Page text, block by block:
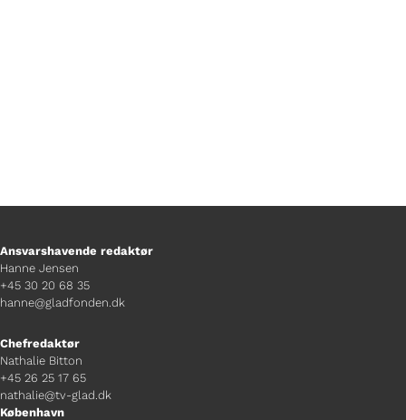
Ansvarshavende redaktør
Hanne Jensen
+45 30 20 68 35
hanne@gladfonden.dk
Chefredaktør
Nathalie Bitton
+45 26 25 17 65
nathalie@tv-glad.dk
København